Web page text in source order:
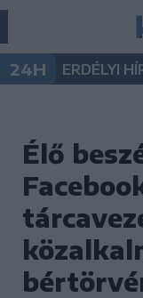
24H ERDÉLYI
Élő